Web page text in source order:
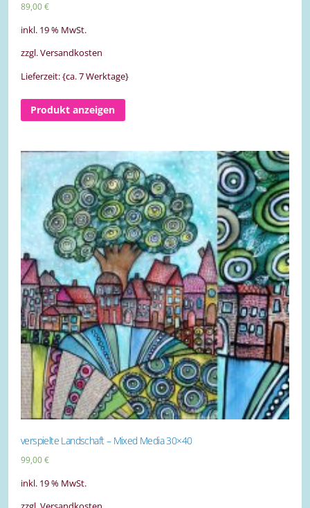
89,00€
inkl. 19 % MwSt.
zzgl. Versandkosten
Lieferzeit: {ca. 7 Werktage}
Produkt anzeigen
verspielte Landschaft – Mixed Media 30×40
99,00€
inkl. 19 % MwSt.